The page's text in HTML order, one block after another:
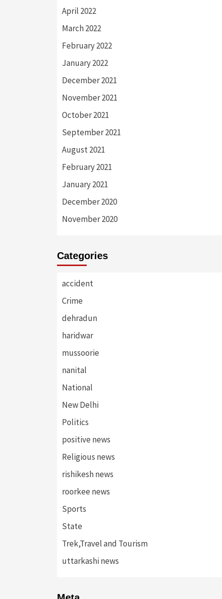
April 2022
March 2022
February 2022
January 2022
December 2021
November 2021
October 2021
September 2021
August 2021
February 2021
January 2021
December 2020
November 2020
Categories
accident
Crime
dehradun
haridwar
mussoorie
nanital
National
New Delhi
Politics
positive news
Religious news
rishikesh news
roorkee news
Sports
State
Trek,Travel and Tourism
uttarkashi news